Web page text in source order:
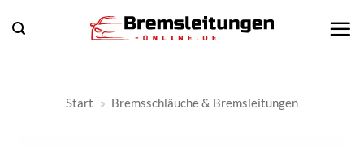
Inhalt
Start » Bremsschläuche & Bremsleitungen